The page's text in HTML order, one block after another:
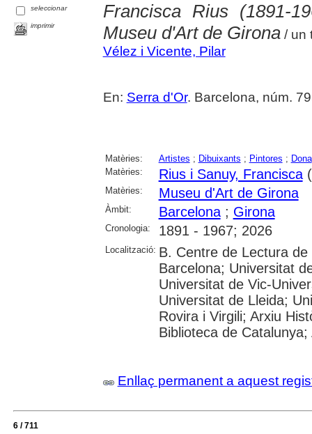
seleccionar
imprimir
Francisca Rius (1891-
Museu d'Art de Girona/ un
Vélez i Vicente, Pilar
En: Serra d'Or. Barcelona, núm.
Matèries: Artistes ; Dibuixants ; Pintores ; Dona
Matèries:
Rius i Sanuy, Francisca
Matèries: Museu d'Art de Girona
Àmbit: Barcelona; Girona
Cronologia: 1891 - 1967; 2026
Localització: B. Centre de Lectura
Barcelona; Universitat
Universitat de Vic-
Universitat de Lleida;
Rovira i Virgili; Arxiu
Biblioteca de
Enllaç permanent a aquest
6 / 711